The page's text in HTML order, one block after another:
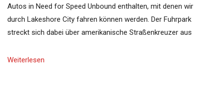
Autos in Need for Speed Unbound enthalten, mit denen wir
durch Lakeshore City fahren können werden. Der Fuhrpark
streckt sich dabei über amerikanische Straßenkreuzer aus
Weiterlesen